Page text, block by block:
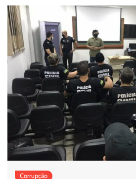
Corrupção